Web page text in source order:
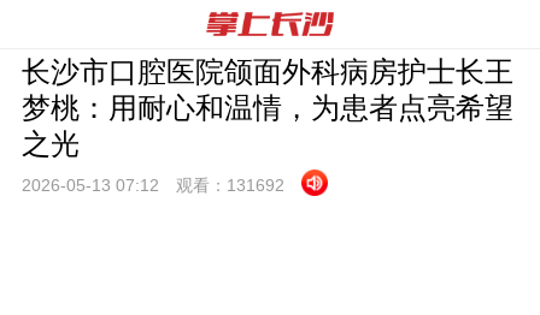
长沙市口腔医院颌面外科病房护士长王
梦桃：用耐心和温情，为患者点亮希望
之光
2026-05-13 07:12 观看： 131692